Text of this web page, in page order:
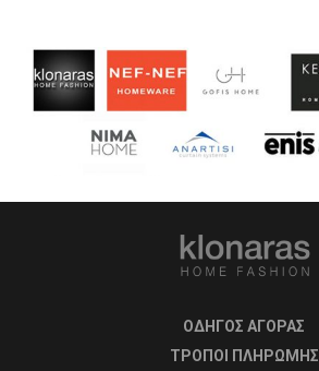
ΟΔΗΓΟΣ ΑΓΟΡΑΣ
ΤΡΟΠΟΙ ΠΛΗΡΩΜΗΣ